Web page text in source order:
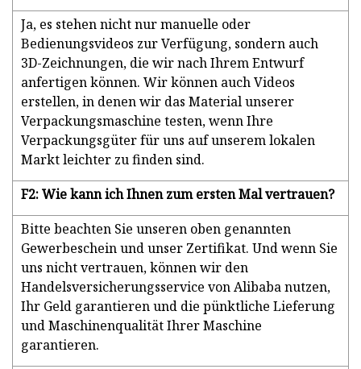
Ja, es stehen nicht nur manuelle oder
Bedienungsvideos zur Verfügung, sondern auch
3D-Zeichnungen, die wir nach Ihrem Entwurf
anfertigen können. Wir können auch Videos
erstellen, in denen wir das Material unserer
Verpackungsmaschine testen, wenn Ihre
Verpackungsgüter für uns auf unserem lokalen
Markt leichter zu finden sind.
F2: Wie kann ich Ihnen zum ersten Mal vertrauen?
Bitte beachten Sie unseren oben genannten
Gewerbeschein und unser Zertifikat. Und wenn Sie
uns nicht vertrauen, können wir den
Handelsversicherungsservice von Alibaba nutzen,
Ihr Geld garantieren und die pünktliche Lieferung
und Maschinenqualität Ihrer Maschine
garantieren.